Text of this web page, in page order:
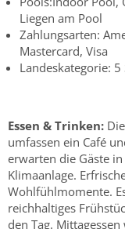
Liegen am Pool
Zahlungsarten:
Mastercard, Visa
Landeskategorie: 5
Essen & Trinken:
umfassen ein Café
erwarten die Gäste
Klimaanlage.
Wohlfühlmomente.
reichhaltiges
den Tag.